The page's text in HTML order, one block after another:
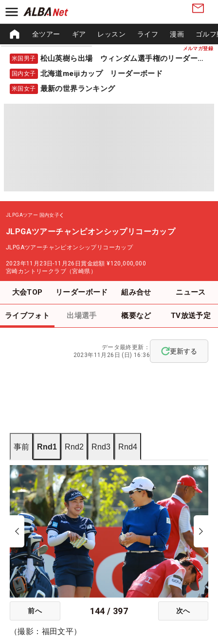
メルマガ登録
全ツアー ギア レッスン ライフ 漫画 ゴル
米国男子 松山英樹ら出場 ウィンダム選手権のリーダーボード
国内女子 北海道meijiカップ リーダーボード
米国女子 最新の世界ランキング
JLPGAツアー 国内女子
JLPGAツアーチャンピオンシップリコーカップ
JLPGAツアーチャンピオンシップリコーカップ
2023年11月23日-11月26日賞金総額 ¥120,000,000
宮崎カントリークラブ（宮崎県）
大会TOP リーダーボード 組み合せ ニュース
ライブフォト 出場選手 概要など TV放送予定
データ最終更新：
2023年11月26日 (日) 16:36
更新する
事前 Rnd1 Rnd2 Rnd3 Rnd4
前へ 144 / 397 次へ
（撮影：福田文平）